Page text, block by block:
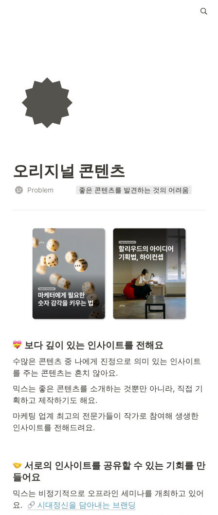
오리지널 콘텐츠
Problem 좋은 콘텐츠를 발견하는 것의 어려움
보다 깊이 있는 인사이트를 전해요
수많은 콘텐츠 중 나에게 진정으로 의미 있는 인사이트
를 주는 콘텐츠는 흔치 않아요.
믹스는 좋은 콘텐츠를 소개하는 것뿐만 아니라, 직접 기
획하고 제작하기도 해요.
마케팅 업계 최고의 전문가들이 작가로 참여해 생생한
인사이트를 전해드려요.
서로의 인사이트를 공유할 수 있는 기회를 만
들어요
믹스는 비정기적으로 오프라인 세미나를 개최하고 있어
요.
시대정신을 담아내는 브랜딩